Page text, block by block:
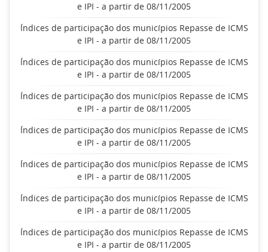
e IPI - a partir de 08/11/2005
Índices de participação dos municípios Repasse de ICMS
e IPI - a partir de 08/11/2005
Índices de participação dos municípios Repasse de ICMS
e IPI - a partir de 08/11/2005
Índices de participação dos municípios Repasse de ICMS
e IPI - a partir de 08/11/2005
Índices de participação dos municípios Repasse de ICMS
e IPI - a partir de 08/11/2005
Índices de participação dos municípios Repasse de ICMS
e IPI - a partir de 08/11/2005
Índices de participação dos municípios Repasse de ICMS
e IPI - a partir de 08/11/2005
Índices de participação dos municípios Repasse de ICMS
e IPI - a partir de 08/11/2005